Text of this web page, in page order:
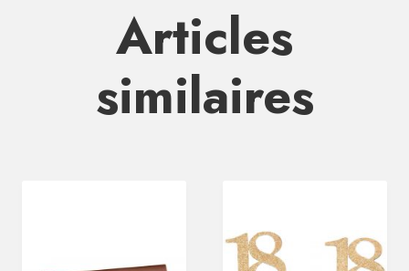
Articles
similaires